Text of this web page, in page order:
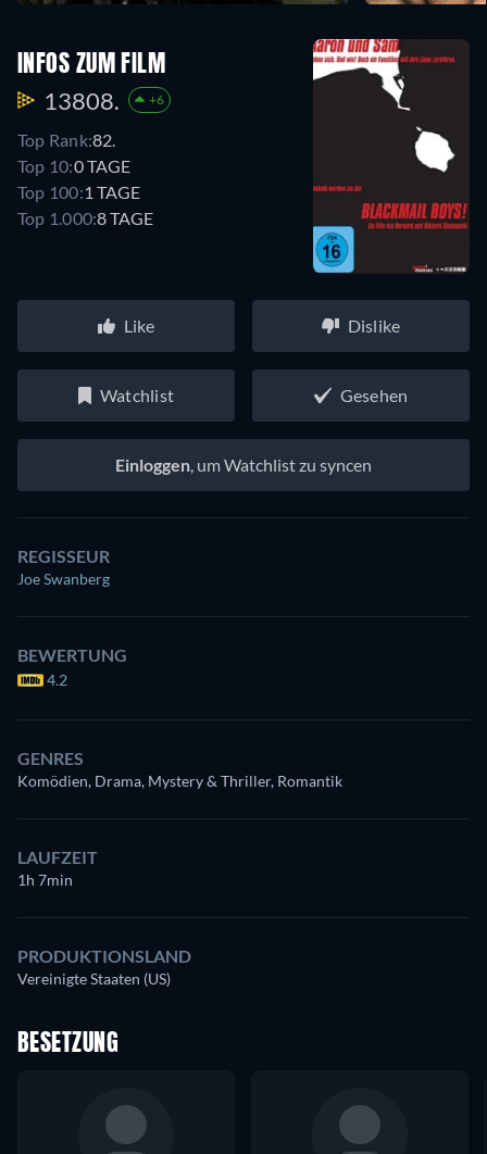
INFOS ZUM FILM
13808. +6
Top Rank:82.
Top 10:0 TAGE
Top 100:1 TAGE
Top 1.000:8 TAGE
Like Dislike
Watchlist Gesehen
Einloggen, um Watchlist zu syncen
REGISSEUR
Joe Swanberg
BEWERTUNG
4.2
GENRES
Komödien, Drama, Mystery & Thriller, Romantik
LAUFZEIT
1h 7min
PRODUKTIONSLAND
Vereinigte Staaten (US)
BESETZUNG